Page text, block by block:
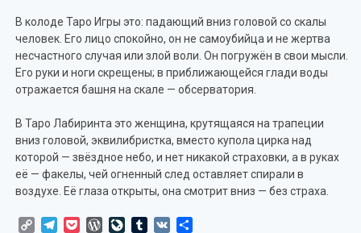
В колоде Таро Игры это: падающий вниз головой со скалы
человек. Его лицо спокойно, он не самоубийца и не жертва
несчастного случая или злой воли. Он погружён в свои мысли.
Его руки и ноги скрещены; в приближающейся глади воды
отражается башня на скале — обсерватория.
В Таро Лабиринта это женщина, крутящаяся на трапеции
вниз головой, эквилибристка, вместо купола цирка над
которой — звёздное небо, и нет никакой страховки, а в руках
её — факелы, чей огненный след оставляет спирали в
воздухе. Её глаза открыты, она смотрит вниз — без страха.
Copy TelegramPocketWordPress
LiveJournal
Tumblr
VK